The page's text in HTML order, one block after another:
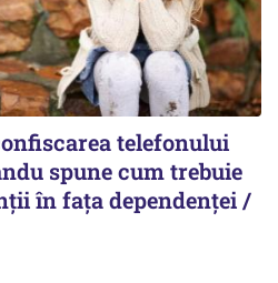
telefonului
spune cum trebuie
în fața dependenței /